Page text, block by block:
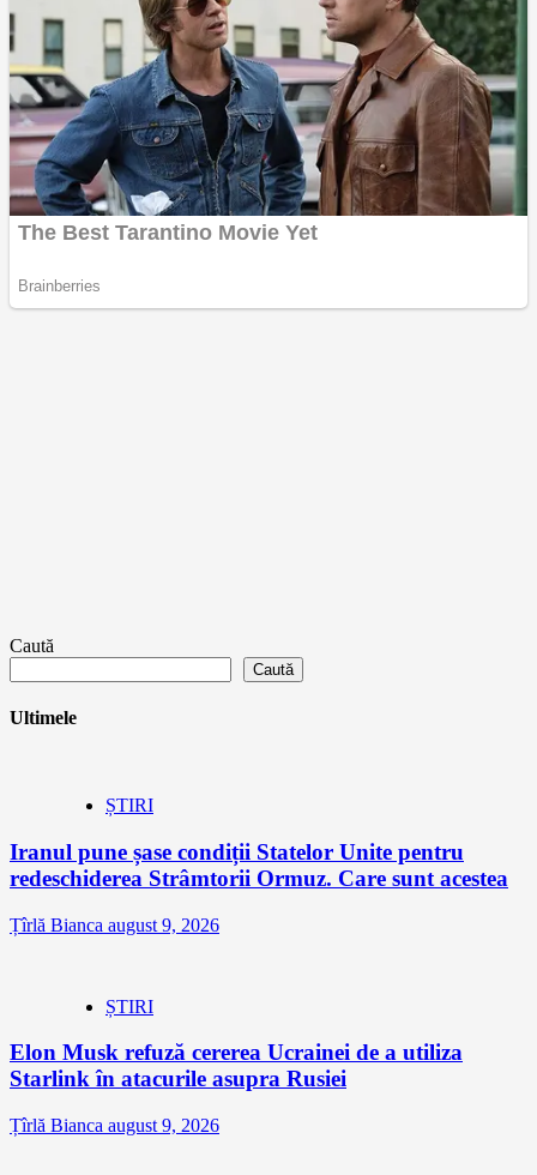
Caută
Caută
Ultimele
ȘTIRI
Iranul pune șase condiții Statelor Unite pentru
redeschiderea Strâmtorii Ormuz. Care sunt acestea
Țîrlă Bianca august 9, 2026
ȘTIRI
Elon Musk refuză cererea Ucrainei de a utiliza
Starlink în atacurile asupra Rusiei
Țîrlă Bianca august 9, 2026